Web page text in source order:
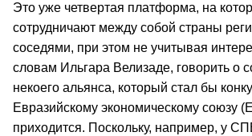
Это уже четвертая платформа, на
сотрудничают между собой страны
соседями, при этом не учитывая
словам Ильгара Велизаде, говорить о
некоего альянса, который стал бы
Евразийскому экономическому союзу
приходится. Поскольку, например, у